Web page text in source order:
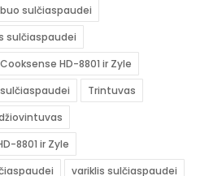
sulčiaspaudei
sulčiaspaudei
HD-8801 ir Zyle
Trintuvas
8801 ir Zyle
variklis sulčiaspaudei